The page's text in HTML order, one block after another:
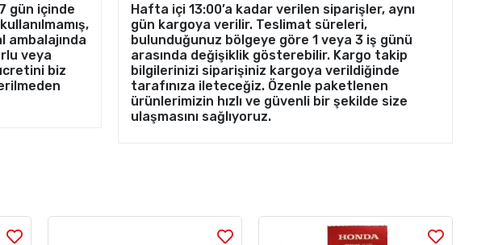
gün içinde
ambalajında
veya
biz
Hafta içi 13:00’a kadar verilen siparişler, aynı
gün kargoya verilir. Teslimat süreleri,
bulunduğunuz bölgeye göre 1 veya 3 iş günü
arasında değişiklik gösterebilir. Kargo takip
bilgilerinizi siparişiniz kargoya verildiğinde
tarafınıza ileteceğiz. Özenle paketlenen
ürünlerimizin hızlı ve güvenli bir şekilde size
ulaşmasını sağlıyoruz.